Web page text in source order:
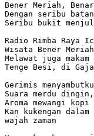
Bener Meriah,
Dengan seribu
Seribu bukit
Radio Rimba Raya
Wisata Bener Meriah
Melawat juga
Tenge Besi, di
Gerimis
Suara merdu
Aroma mewangi kopi
Kan kukengan
wajah zaman